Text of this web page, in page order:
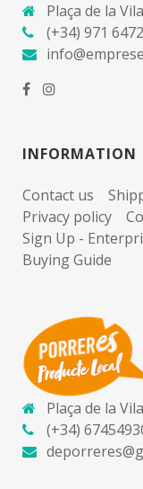
Plaça de la
(+34) 971
INFORMATION
Contact us
Privacy policy
Sign Up -
Buying Guide
Plaça de la
(+34)